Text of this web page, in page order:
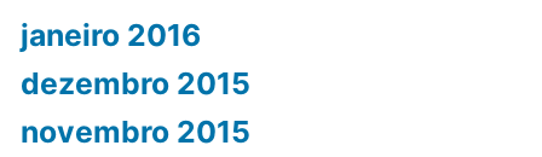
janeiro 2016
dezembro 2015
novembro 2015